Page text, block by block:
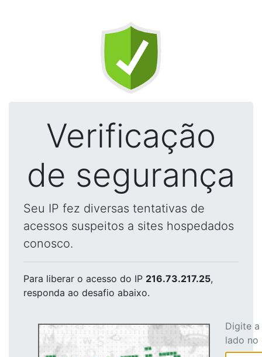
Verificação
de segurança
Seu IP fez diversas tentativas de
acessos suspeitos a sites hospedados
conosco.
Para liberar o acesso do IP 216.73.217.25,
responda ao desafio abaixo.
Digite
lado no